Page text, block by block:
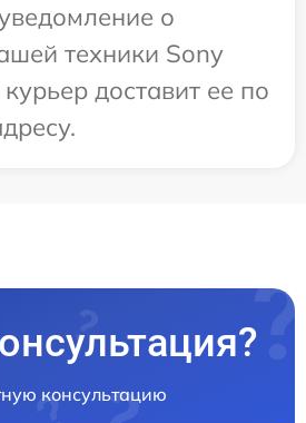
о
техники Sony
доставит ее по
консультацию